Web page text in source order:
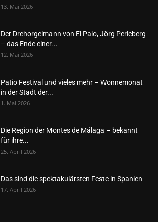
13. Mai 2026
Der Drehorgelmann von El Palo, Jörg Perleberg
– das Ende einer...
12. Mai 2026
Patio Festival und vieles mehr – Wonnemonat
in der Stadt der...
1. Mai 2026
Die Region der Montes de Málaga – bekannt
für ihre...
25. April 2026
Das sind die spektakulärsten Feste in Spanien
17. April 2026